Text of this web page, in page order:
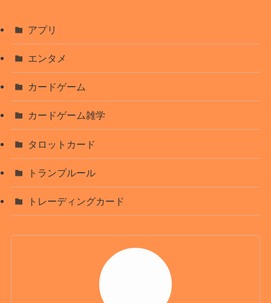
アプリ
エンタメ
カードゲーム
カードゲーム雑学
タロットカード
トランプルール
トレーディングカード